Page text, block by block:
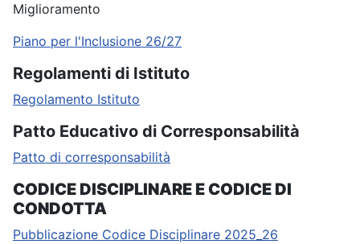
Miglioramento
Piano per l'Inclusione 26/27
Regolamenti di Istituto
Regolamento Istituto
Patto Educativo di Corresponsabilità
Patto di corresponsabilità
CODICE DISCIPLINARE E CODICE DI
CONDOTTA
Pubblicazione Codice Disciplinare 2025_26